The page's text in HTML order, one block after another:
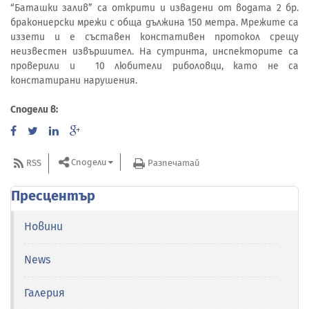
“Баташки залив” са открити и извадени от водата 2 бр.
бракониерски мрежи с обща дължина 150 метра. Мрежите са
иззети и е съставен констативен протокол срещу
неизвестен извършител. На сутринта, инспекторите са
проверили и 10 любители риболовци, като не са
констатирани нарушения.
Сподели в:
RSS Сподели Разпечатай
Пресцентър
Новини
News
Галерия